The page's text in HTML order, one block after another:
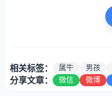
相关标签： 属牛 男孩
分享文章： 微信 微博